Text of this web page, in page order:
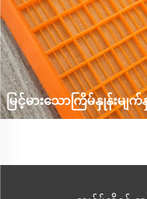
စသည်ဖြင့်။ anggan်s သည် o... အမ
ရွေးချယ်နိုင်ပါသည်။
မြင့်မားသောကြိမ်နှုန်းမျက်
ထုတ်ကုန်များကိုလည်း ဖွံ့ဖြိုးတိုး